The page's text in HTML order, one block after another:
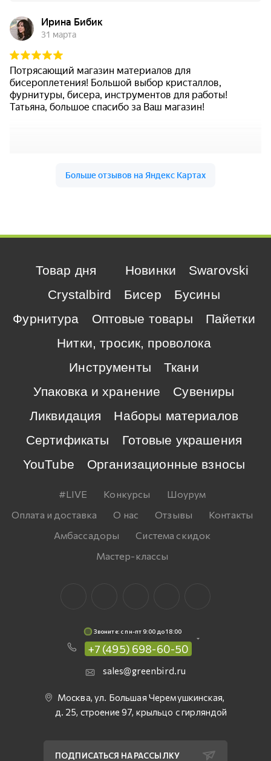
Товар дня Новинки
Swarovski
Crystalbird
Бисер
Бусины
Фурнитура
Оптовые товары
Пайетки
Нитки, тросик, проволока
Инструменты
Ткани
Упаковка и хранение
Сувениры
Ликвидация
Наборы материалов
Сертификаты
Готовые украшения
YouTube
Организационные взносы
#LIVE Конкурсы
Шоурум
Оплата и доставка
О нас Отзывы
Контакты
Амбассадоры
Система скидок
Мастер-классы
Звоните: c пн-пт 9:00 до 18:00
+7 (495) 698-60-50
sales@greenbird.ru
Москва, ул. Большая Черемушкинская,
д. 25, строение 97, крыльцо с гирляндой
ПОДПИСАТЬСЯ НА РАССЫЛКУ